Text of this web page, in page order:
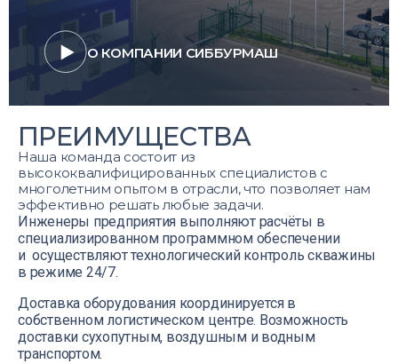
О КОМПАНИИ СИББУРМАШ
ПРЕИМУЩЕСТВА
Наша команда состоит из
высококвалифицированных специалистов с
многолетним опытом в отрасли, что позволяет нам
эффективно решать любые задачи.
Инженеры предприятия выполняют расчёты в
специализированном программном обеспечении
и осуществляют технологический контроль скважины
в режиме 24/7.
Доставка оборудования координируется в
собственном логистическом центре. Возможность
доставки сухопутным, воздушным и водным
транспортом.